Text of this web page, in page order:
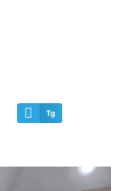
Tg